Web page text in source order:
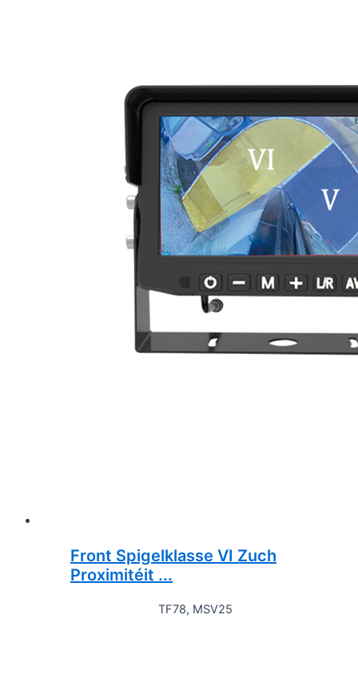
Front Spigelklasse VI Zuch
Proximitéit ...
TF78, MSV25